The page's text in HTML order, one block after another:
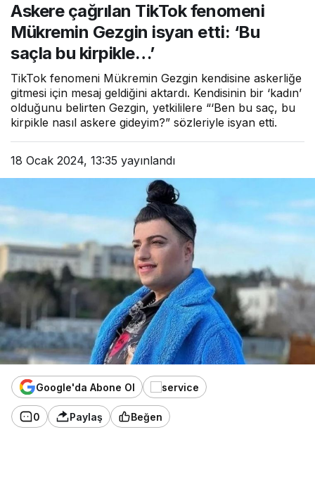
isyan etti: ‘Bu saçla bu
kirpikle…’
Askere çağrılan TikTok fenomeni
Mükremin Gezgin isyan etti: ‘Bu
saçla bu kirpikle…’
TikTok fenomeni Mükremin Gezgin kendisine askerliğe
gitmesi için mesaj geldiğini aktardı. Kendisinin bir ‘kadın’
olduğunu belirten Gezgin, yetkililere “‘Ben bu saç, bu
kirpikle nasıl askere gideyim?” sözleriyle isyan etti.
18 Ocak 2024, 13:35 yayınlandı
Google'da Abone Ol
0 Paylaş Beğen